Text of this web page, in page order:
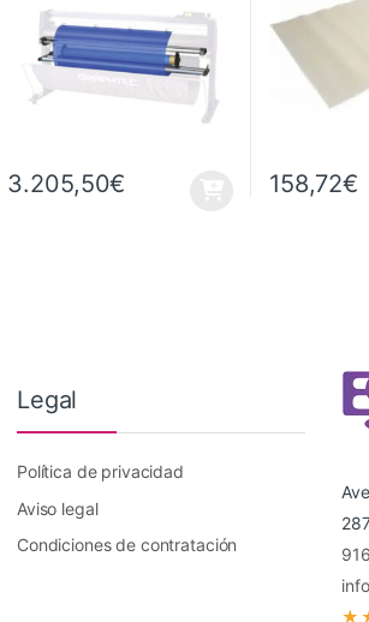
3.205,50€ 158,72€
Legal
Política de privacidad
Aviso legal
Condiciones de contratación